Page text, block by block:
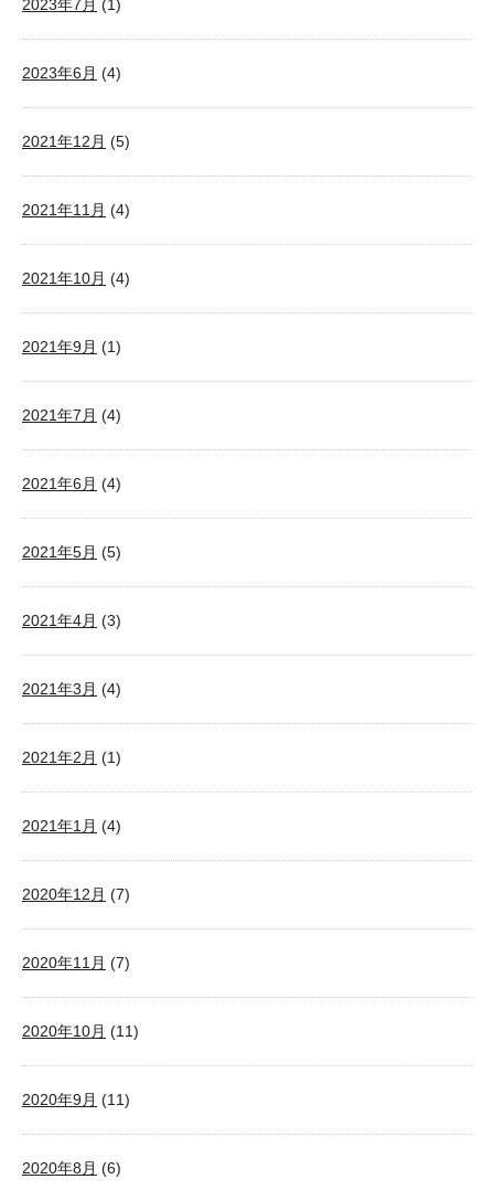
2023年7月 (1)
2023年6月 (4)
2021年12月 (5)
2021年11月 (4)
2021年10月 (4)
2021年9月 (1)
2021年7月 (4)
2021年6月 (4)
2021年5月 (5)
2021年4月 (3)
2021年3月 (4)
2021年2月 (1)
2021年1月 (4)
2020年12月 (7)
2020年11月 (7)
2020年10月 (11)
2020年9月 (11)
2020年8月 (6)